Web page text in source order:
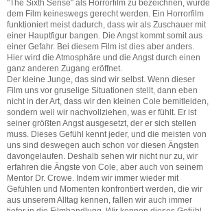
"The Sixth Sense" als Horrorfilm zu bezeichnen, würde
dem Film keineswegs gerecht werden. Ein Horrorfilm
funktioniert meist dadurch, dass wir als Zuschauer mit
einer Hauptfigur bangen. Die Angst kommt somit aus
einer Gefahr. Bei diesem Film ist dies aber anders.
Hier wird die Atmosphäre und die Angst durch einen
ganz anderen Zugang eröffnet.
Der kleine Junge, das sind wir selbst. Wenn dieser
Film uns vor gruselige Situationen stellt, dann eben
nicht in der Art, dass wir den kleinen Cole bemitleiden,
sondern weil wir nachvollziehen, was er fühlt. Er ist
seiner größten Angst ausgesetzt, der er sich stellen
muss. Dieses Gefühl kennt jeder, und die meisten von
uns sind deswegen auch schon vor diesen Ängsten
davongelaufen. Deshalb sehen wir nicht nur zu, wir
erfahren die Ängste von Cole, aber auch von seinem
Mentor Dr. Crowe. Indem wir immer wieder mit
Gefühlen und Momenten konfrontiert werden, die wir
aus unserem Alltag kennen, fallen wir auch immer